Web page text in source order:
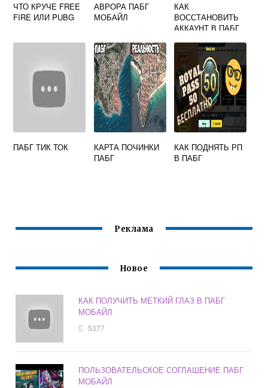
ЧТО КРУЧЕ FREE
FIRE ИЛИ PUBG
АВРОРА ПАБГ
МОБАЙЛ
КАК
ВОССТАНОВИТЬ
АККАУНТ В ПАБГ
ФЕЙСБУК
ПАБГ ТИК ТОК
КАРТА ПОЧИНКИ
ПАБГ
КАК ПОДНЯТЬ РП
В ПАБГ
Реклама
Новое
КАК ПОЛУЧИТЬ МЕТКИЙ ГЛАЗ В ПАБГ
МОБАЙЛ
5377
ПОЛЬЗОВАТЕЛЬСКОЕ СОГЛАШЕНИЕ ПАБГ
МОБАЙЛ